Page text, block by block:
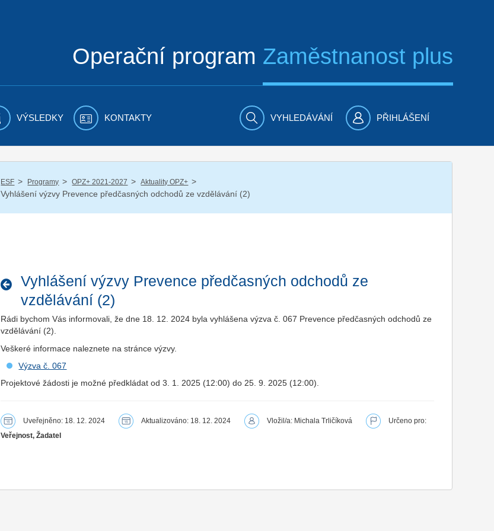
Operační program Zaměstnanost plus
VÝSLEDKY KONTAKTY VYHLEDÁVÁNÍ PŘIHLÁŠENÍ
ESF / Programy / OPZ+ 2021-2027 / Aktuality OPZ+ /
Vyhlášení výzvy Prevence předčasných odchodů ze vzdělávání (2)
Vyhlášení výzvy Prevence předčasných odchodů ze
vzdělávání (2)
Rádi bychom Vás informovali, že dne 18. 12. 2024 byla vyhlášena výzva č. 067 Prevence předčasných odchodů ze
vzdělávání (2).
Veškeré informace naleznete na stránce výzvy.
Výzva č. 067
Projektové žádosti je možné předkládat od 3. 1. 2025 (12:00) do 25. 9. 2025 (12:00).
Uveřejněno: 18. 12. 2024 Aktualizováno: 18. 12. 2024 Vložil/a: Michala Trličíková
Určeno pro:
Veřejnost, Žadatel